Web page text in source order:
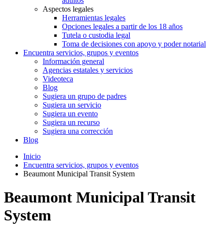
Aspectos legales
Herramientas legales
Opciones legales a partir de los 18 años
Tutela o custodia legal
Toma de decisiones con apoyo y poder notarial
Encuentra servicios, grupos y eventos
Información general
Agencias estatales y servicios
Videoteca
Blog
Sugiera un grupo de padres
Sugiera un servicio
Sugiera un evento
Sugiera un recurso
Sugiera una corrección
Blog
Inicio
Encuentra servicios, grupos y eventos
Beaumont Municipal Transit System
Beaumont Municipal Transit
System